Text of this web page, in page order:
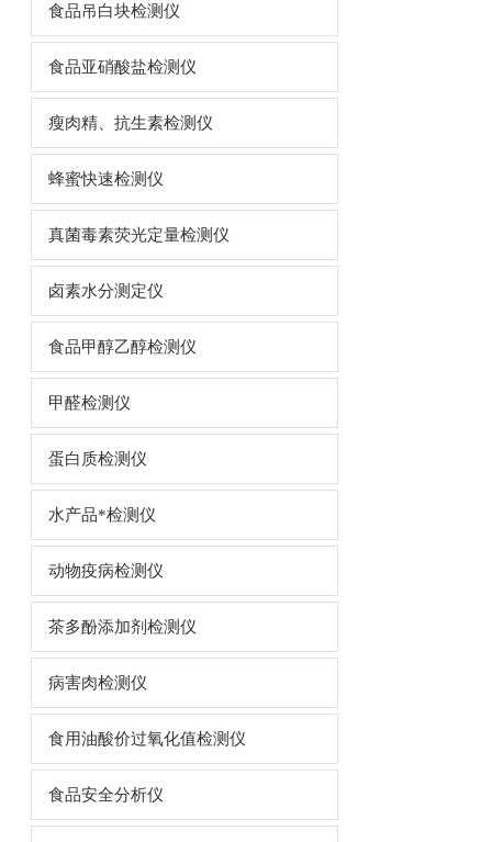
食品吊白块检测仪
食品亚硝酸盐检测仪
瘦肉精、抗生素检测仪
蜂蜜快速检测仪
真菌毒素荧光定量检测仪
卤素水分测定仪
食品甲醇乙醇检测仪
甲醛检测仪
蛋白质检测仪
水产品*检测仪
动物疫病检测仪
茶多酚添加剂检测仪
病害肉检测仪
食用油酸价过氧化值检测仪
食品安全分析仪